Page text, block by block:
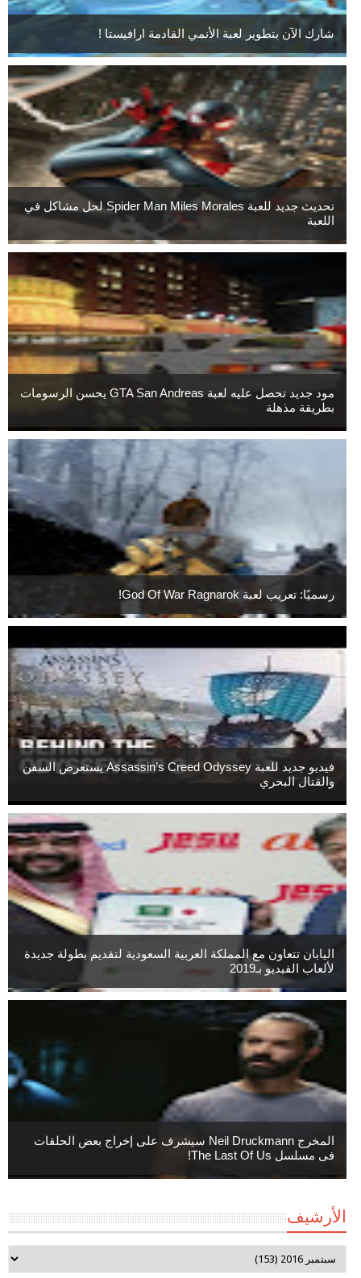
شارك الآن بتطوير لعبة الأنمي القادمة ارافيستا !
تحديث جديد للعبة Spider Man Miles Morales لحل مشاكل في
اللعبة
مود جديد تحصل عليه لعبة GTA San Andreas يحسن الرسومات
بطريقة مذهلة
رسميًا: تعريب لعبة God Of War Ragnarok!
فيديو جديد للعبة Assassin’s Creed Odyssey يستعرض السفن
والقتال البحري
اليابان تتعاون مع المملكة العربية السعودية لتقديم بطولة جديدة
لألعاب الفيديو بـ2019
المخرج Neil Druckmann سيشرف على إخراج بعض الحلقات
فى مسلسل The Last Of Us!
الأرشيف